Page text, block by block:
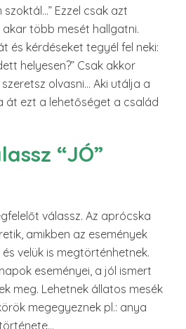
Ezzel csak azt
több mesét hallgatni.
és kérdéseket tegyél fel neki:
helyesen?” Csak akkor
olvasni… Aki utálja a
át ezt a lehetőséget a család
“JÓ”
válassz. Az aprócska
amikben az események
velük is megtörténhetnek.
eseményei, a jól ismert
meg. Lehetnek állatos mesék
megegyeznek pl.: anya